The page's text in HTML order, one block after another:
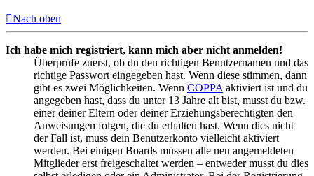
Nach oben
Ich habe mich registriert, kann mich aber nicht anmelden!
Überprüfe zuerst, ob du den richtigen Benutzernamen und das
richtige Passwort eingegeben hast. Wenn diese stimmen, dann
gibt es zwei Möglichkeiten. Wenn COPPA aktiviert ist und du
angegeben hast, dass du unter 13 Jahre alt bist, musst du bzw.
einer deiner Eltern oder deiner Erziehungsberechtigten den
Anweisungen folgen, die du erhalten hast. Wenn dies nicht
der Fall ist, muss dein Benutzerkonto vielleicht aktiviert
werden. Bei einigen Boards müssen alle neu angemeldeten
Mitglieder erst freigeschaltet werden – entweder musst du dies